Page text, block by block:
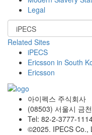
Legal
Related Sites
iPECS
Ericsson in South
Ericsson
아이펙스 주식회사
(08503) 서울시 금
Tel: 82-2-3777-
©2025. IPECS Co.,